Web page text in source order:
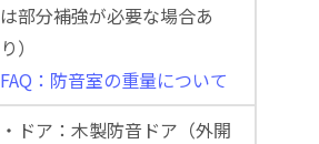
は部分補強が必要な場合あ
り）
FAQ：防音室の重量について
・ドア：木製防音ドア（外開